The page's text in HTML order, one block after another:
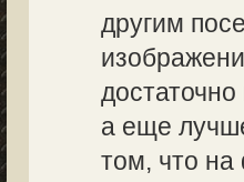
другим
а еще
том, что